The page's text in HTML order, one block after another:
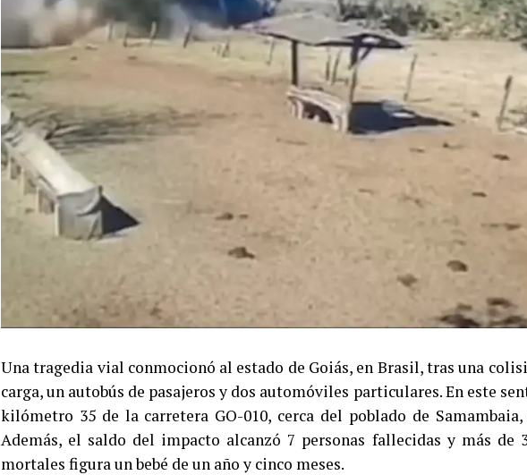
Una tragedia vial conmocionó al estado de Goiás, en Brasil, tras una
carga, un autobús de pasajeros y dos automóviles particulares. En este
kilómetro 35 de la carretera GO-010, cerca del poblado de
Además, el saldo del impacto alcanzó 7 personas fallecidas y más de
mortales figura un bebé de un año y cinco meses.